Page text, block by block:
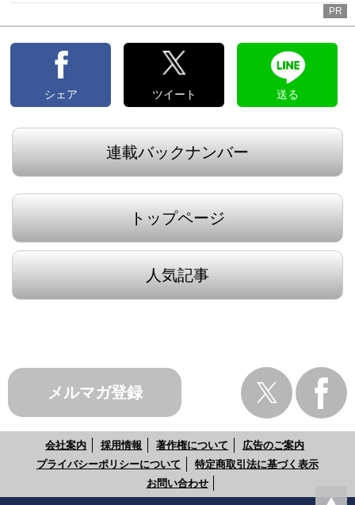
PR
シェア ツイート 送る
連載バックナンバー
トップページ
人気記事
メルマガ登録
会社案内 採用情報 著作権について
広告のご案内
プライバシーポリシーについて
特定商取引法に基づく表示
お問い合わせ